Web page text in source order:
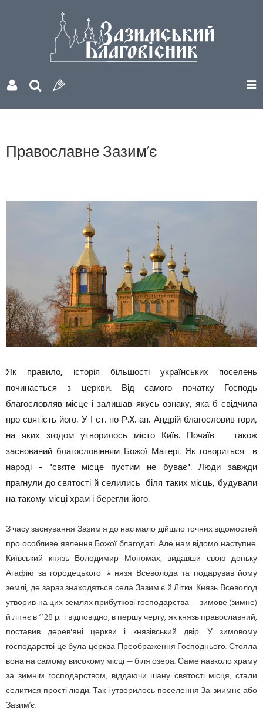
Православне Зазим’є
Як правило, історія більшості українських поселень
починається з церкви. Від самого початку Господь
благословляв місце і залишав якусь ознаку, яка б свідчила
про святість його. У І ст. по Р.X. ап. Андрій благословив гори,
на яких згодом утворилось місто Київ. Почаїв також
заснований благословінням Божої Матері. Як говориться в
народі - "святе місце пустим не буває". Люди завжди
прагнули до святості й селились біля таких місць, будували
на такому місці храм і берегли його.
З часу заснування Зазим'я до нас мало дійшло точних відомостей
про особливе явлення Божої благодаті. Але нам відомо наступне.
Київський князь Володимир Мономах, видавши свою доньку
Агафію за городецького ﾺнязя Всеволода та подарував йому
землі, де зараз знаходяться села Зазим'є й Літки. Князь Всеволод
утворив на цих землях прибуткові господарства — зимове (зимне)
й літнє в 1128 р. і відповідно, в першу чергу, як князь православний,
поставив дерев'яні церкви і князівський двір. У зимовому
господарстві це була церква Преображення Господнього. Стояла
вона на самому високому місці — біля озера. Саме навколо храму
за зимнім господарством, віддаючи шану святості місця, стали
селитися прості люди. Так і утворилось поселення За-зиимнє або
Зазим’є.